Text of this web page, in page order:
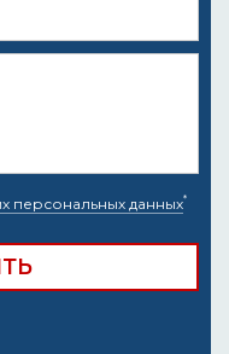
персональных данных*